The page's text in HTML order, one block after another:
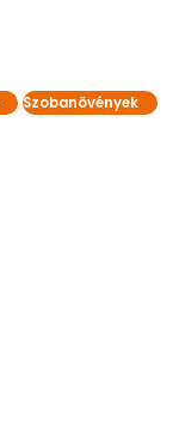
Szobanövények